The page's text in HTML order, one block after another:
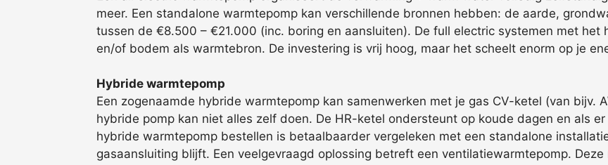
meer. Een standalone warmtepomp kan verschillende bronnen hebben: de aarde,
tussen de €8.500 – €21.000 (inc. boring en aansluiten). De full electric systemen met
en/of bodem als warmtebron. De investering is vrij hoog, maar het scheelt enorm op je
Hybride warmtepomp
Een zogenaamde hybride warmtepomp kan samenwerken met je gas CV-ketel (van bijv.
hybride pomp kan niet alles zelf doen. De HR-ketel ondersteunt op koude dagen en als
hybride warmtepomp bestellen is betaalbaarder vergeleken met een standalone
gasaansluiting blijft. Een veelgevraagd oplossing betreft een ventilatiewarmtepomp.